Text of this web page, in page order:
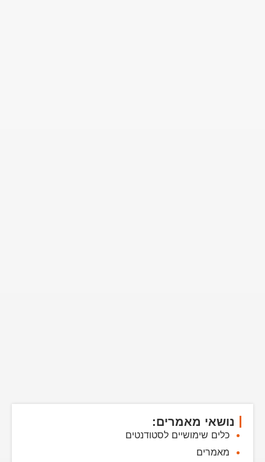
נושאי מאמרים:
כלים שימושיים לסטודנטים
מאמרים